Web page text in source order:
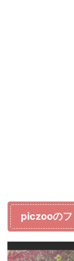
piczooのフ